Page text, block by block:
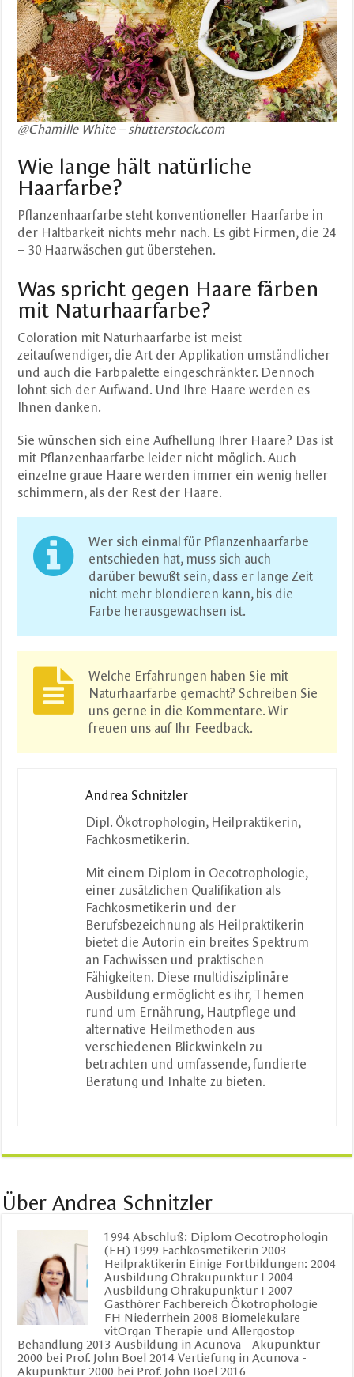
@Chamille White – shutterstock.com
Wie lange hält natürliche
Haarfarbe?
Pflanzenhaarfarbe steht konventioneller Haarfarbe in
der Haltbarkeit nichts mehr nach. Es gibt Firmen, die 24
– 30 Haarwäschen gut überstehen.
Was spricht gegen Haare färben
mit Naturhaarfarbe?
Coloration mit Naturhaarfarbe ist meist
zeitaufwendiger, die Art der Applikation umständlicher
und auch die Farbpalette eingeschränkter. Dennoch
lohnt sich der Aufwand. Und Ihre Haare werden es
Ihnen danken.
Sie wünschen sich eine Aufhellung Ihrer Haare? Das ist
mit Pflanzenhaarfarbe leider nicht möglich. Auch
einzelne graue Haare werden immer ein wenig heller
schimmern, als der Rest der Haare.
Wer sich einmal für Pflanzenhaarfarbe
entschieden hat, muss sich auch
darüber bewußt sein, dass er lange Zeit
nicht mehr blondieren kann, bis die
Farbe herausgewachsen ist.
Welche Erfahrungen haben Sie mit
Naturhaarfarbe gemacht? Schreiben Sie
uns gerne in die Kommentare. Wir
freuen uns auf Ihr Feedback.
Andrea Schnitzler
Dipl. Ökotrophologin, Heilpraktikerin,
Fachkosmetikerin.
Mit einem Diplom in Oecotrophologie,
einer zusätzlichen Qualifikation als
Fachkosmetikerin und der
Berufsbezeichnung als Heilpraktikerin
bietet die Autorin ein breites Spektrum
an Fachwissen und praktischen
Fähigkeiten. Diese multidisziplinäre
Ausbildung ermöglicht es ihr, Themen
rund um Ernährung, Hautpflege und
alternative Heilmethoden aus
verschiedenen Blickwinkeln zu
betrachten und umfassende, fundierte
Beratung und Inhalte zu bieten.
Über Andrea Schnitzler
1994 Abschluß: Diplom Oecotrophologin
(FH) 1999 Fachkosmetikerin 2003
Heilpraktikerin Einige Fortbildungen: 2004
Ausbildung Ohrakupunktur I 2004
Ausbildung Ohrakupunktur I 2007
Gasthörer Fachbereich Ökotrophologie
FH Niederrhein 2008 Biomelekulare
vitOrgan Therapie und Allergostop
Behandlung 2013 Ausbildung in Acunova - Akupunktur
2000 bei Prof. John Boel 2014 Vertiefung in Acunova -
Akupunktur 2000 bei Prof. John Boel 2016